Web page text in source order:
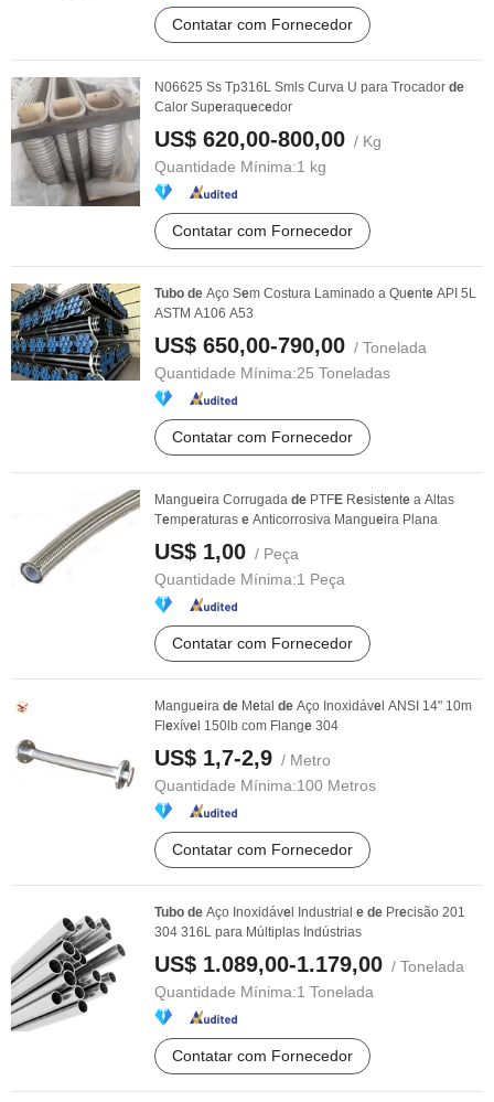
Contatar com Fornecedor
N06625 Ss Tp316L Smls Curva U para Trocador de
Calor Superaquecedor
US$ 620,00-800,00 / Kg
Quantidade Mínima:1 kg
Contatar com Fornecedor
Tubo de Aço Sem Costura Laminado a Quente API 5L
ASTM A106 A53
US$ 650,00-790,00 / Tonelada
Quantidade Mínima:25 Toneladas
Contatar com Fornecedor
Mangueira Corrugada de PTFE Resistente a Altas
Temperaturas e Anticorrosiva Mangueira Plana
US$ 1,00 / Peça
Quantidade Mínima:1 Peça
Contatar com Fornecedor
Mangueira de Metal de Aço Inoxidáve l ANSI 14" 10m
Fl exíve l 150lb com Flange 304
US$ 1,7-2,9 / Metro
Quantidade Mínima:100 Metros
Contatar com Fornecedor
Tubo de Aço Inoxidáve l Industrial e de Precisão 201
304 316L para Múltiplas Indústrias
US$ 1.089,00-1.179,00 / Tonelada
Quantidade Mínima:1 Tonelada
Contatar com Fornecedor